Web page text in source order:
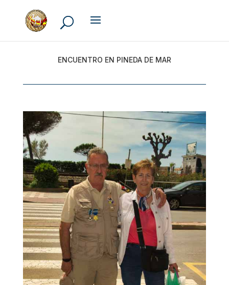
ENCUENTRO EN PINEDA DE MAR